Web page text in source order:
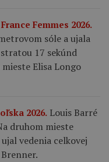
Femmes 2026.
sóle a ujala
17 sekúnd
Elisa Longo
2026. Louis Barré
druhom mieste
vedenia celkovej